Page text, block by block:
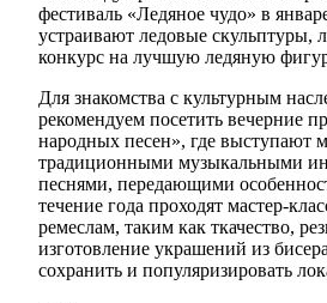
фестиваль «Ледяное чудо» в
устраивают ледовые скульптуры,
конкурс на лучшую ледяную
Для знакомства с культурным
рекомендуем посетить вечерние
народных песен», где выступают
традиционными музыкальными
песнями, передающими
течение года проходят мастер-
ремеслам, таким как ткачество,
изготовление украшений из
сохранить и популяризировать